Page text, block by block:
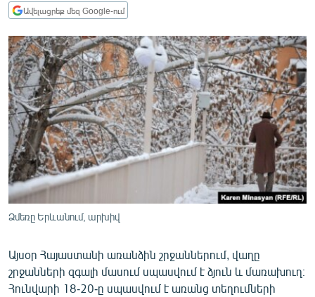
ՏՆՏԵՍՈՒԹՅՈՒՆ
ՂԱՐԱԲԱՂ
ՊԱՏԵՐԱԶՄԻ 6 ՇԱԲԱԹՆԵՐԸ
ՏԱՐԱԾԱՇՐՋԱՆ
ՄԻՋԱԶԳԱՅԻՆ
ՄՇԱԿՈՒՅԹ
ՍՊՈՐՏ
ՄԵԿՆԱԲԱՆՈՒԹՅՈՒՆ
ԱՐԽԻՎ
ՏԵՍԱՆՅՈՒԹԵՐ
Ավելացրեք մեզ Google-ում
Ձմեռը Երևանում, արխիվ
Այսօր Հայաստանի առանձին շրջաններում, վաղը
շրջանների զգալի մասում սպասվում է ձյուն և մառախուղ։
Հունվարի 18-20-ը սպասվում է առանց տեղումների